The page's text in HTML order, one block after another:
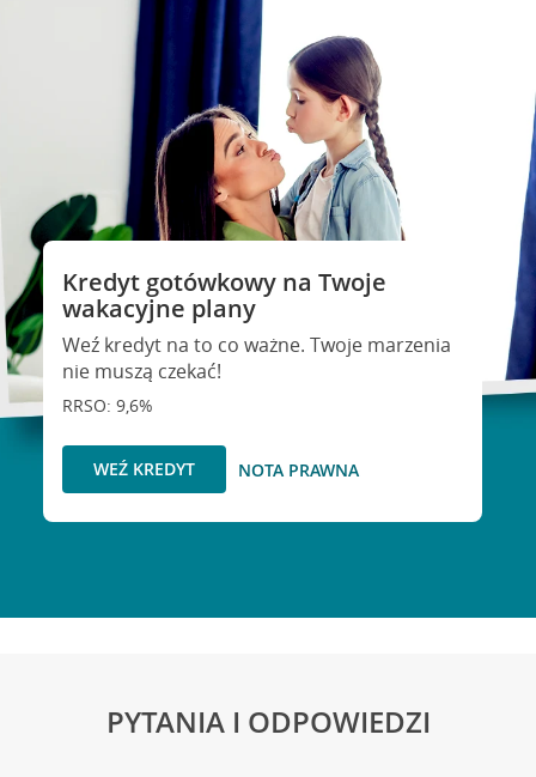
Kredyt gotówkowy na Twoje
wakacyjne plany
Weź kredyt na to co ważne. Twoje marzenia
nie muszą czekać!
RRSO: 9,6%
WEŹ KREDYT NOTA PRAWNA
PYTANIA I ODPOWIEDZI